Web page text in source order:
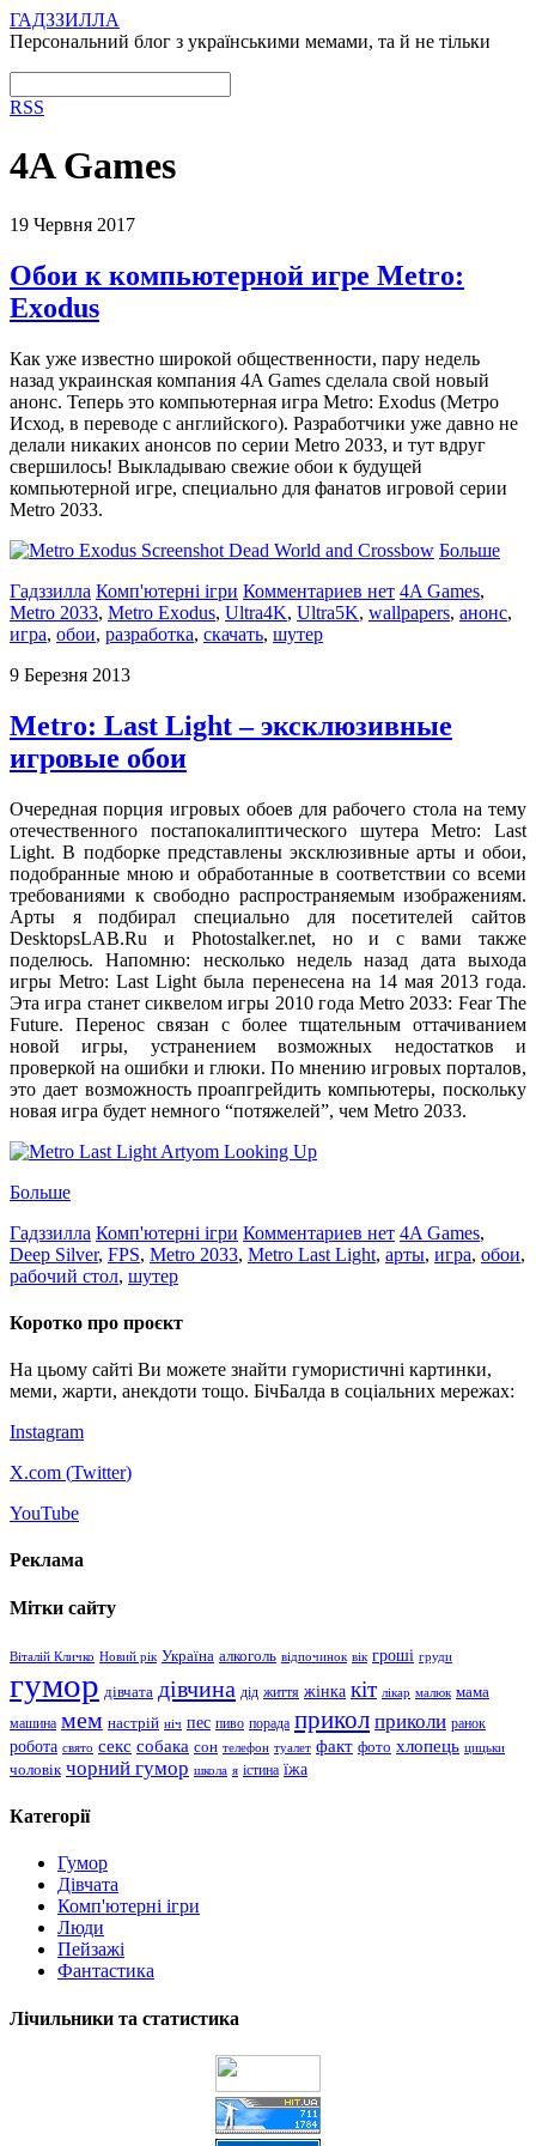
ГАДЗЗИЛЛА
Персональний блог з українськими мемами, та й не тільки
RSS
4A Games
19 Червня 2017
Обои к компьютерной игре Metro:
Exodus
Как уже известно широкой общественности, пару недель
назад украинская компания 4A Games сделала свой новый
анонс. Теперь это компьютерная игра Metro: Exodus (Метро
Исход, в переводе с английского). Разработчики уже давно не
делали никаких анонсов по серии Metro 2033, и тут вдруг
свершилось! Выкладываю свежие обои к будущей
компьютерной игре, специально для фанатов игровой серии
Metro 2033.
Больше
Гадззилла Комп'ютерні ігри Комментариев нет 4A Games,
Metro 2033, Metro Exodus, Ultra4K, Ultra5K, wallpapers, анонс,
игра, обои, разработка, скачать, шутер
9 Березня 2013
Metro: Last Light – эксклюзивные
игровые обои
Очередная порция игровых обоев для рабочего стола на тему
отечественного постапокалиптического шутера Metro: Last
Light. В подборке представлены эксклюзивные арты и обои,
подобранные мною и обработанные в соответствии со всеми
требованиями к свободно распространяемым изображениям.
Арты я подбирал специально для посетителей сайтов
DesktopsLAB.Ru и Photostalker.net, но и с вами также
поделюсь. Напомню: несколько недель назад дата выхода
игры Metro: Last Light была перенесена на 14 мая 2013 года.
Эта игра станет сиквелом игры 2010 года Metro 2033: Fear The
Future. Перенос связан с более тщательным оттачиванием
новой игры, устранением возможных недостатков и
проверкой на ошибки и глюки. По мнению игровых порталов,
это дает возможность проапгрейдить компьютеры, поскольку
новая игра будет немного “потяжелей”, чем Metro 2033.
Больше
Гадззилла Комп'ютерні ігри Комментариев нет 4A Games,
Deep Silver, FPS, Metro 2033, Metro Last Light, арты, игра, обои,
рабочий стол, шутер
Коротко про проєкт
На цьому сайті Ви можете знайти гумористичні картинки,
меми, жарти, анекдоти тощо. БічБалда в соціальних мережах:
Instagram
X.com (Twitter)
YouTube
Реклама
Мітки сайту
Віталій Кличко Новий рік Україна алкоголь відпочинок вік гроші груди
гумор дівчата дівчина дід життя жінка кіт лікар малюк мама
машина мем настрій ніч пес пиво порада прикол приколи ранок
робота свято секс собака сон телефон туалет факт фото хлопець цицьки
чоловік чорний гумор школа я істина їжа
Категорії
Гумор
Дівчата
Комп'ютерні ігри
Люди
Пейзажі
Фантастика
Лічильники та статистика